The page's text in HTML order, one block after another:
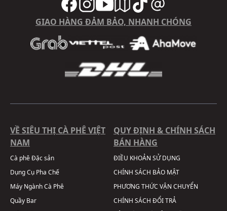
GIAO HÀNG ĐẢM BẢO, NHANH CHÓNG
VỀ SIÊU THỊ CÀ PHÊ VIỆT
NAM
Cà phê Đặc sản
Dụng Cụ Pha Chế
Máy Ngành Cà Phê
Quầy Bar
QUY ĐỊNH & CHÍNH SÁCH
BÁN HÀNG
ĐIỀU KHOẢN SỬ DỤNG
CHÍNH SÁCH BẢO MẬT
PHƯƠNG THỨC VẬN CHUYỂN
CHÍNH SÁCH ĐỔI TRẢ